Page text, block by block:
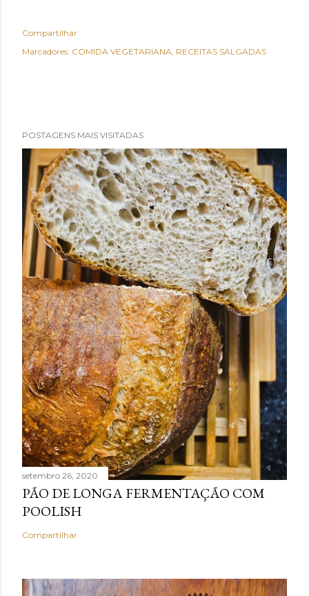
Compartilhar
Marcadores: COMIDA VEGETARIANA RECEITAS SALGADAS
POSTAGENS MAIS VISITADAS
setembro 26, 2020
PÃO DE LONGA FERMENTAÇÃO COM
POOLISH
Compartilhar